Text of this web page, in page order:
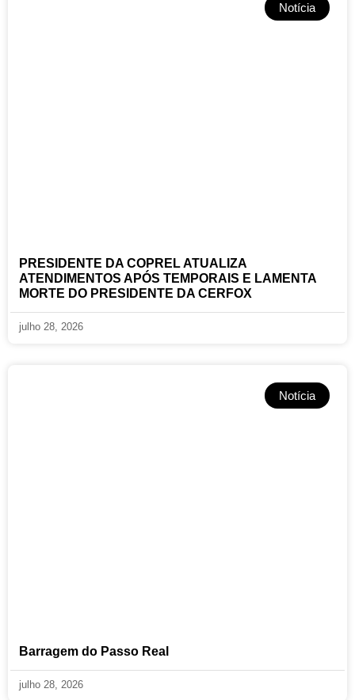
Notícia
PRESIDENTE DA COPREL ATUALIZA
ATENDIMENTOS APÓS TEMPORAIS E LAMENTA
MORTE DO PRESIDENTE DA CERFOX
julho 28, 2026
Notícia
Barragem do Passo Real
julho 28, 2026